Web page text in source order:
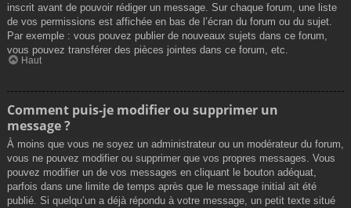
inscrit avant de pouvoir rédiger un message. Sur chaque forum, une liste
de vos permissions est affichée en bas de l’écran du forum ou du sujet.
Par exemple : vous pouvez publier de nouveaux sujets dans ce forum,
vous pouvez transférer des pièces jointes dans ce forum, etc.
Haut
Comment puis-je modifier ou supprimer un
message ?
À moins que vous ne soyez un administrateur ou un modérateur du forum,
vous ne pouvez modifier ou supprimer que vos propres messages. Vous
pouvez modifier un de vos messages en cliquant le bouton adéquat,
parfois dans une limite de temps après que le message initial ait été
publié. Si quelqu’un a déjà répondu à votre message, un petit texte situé